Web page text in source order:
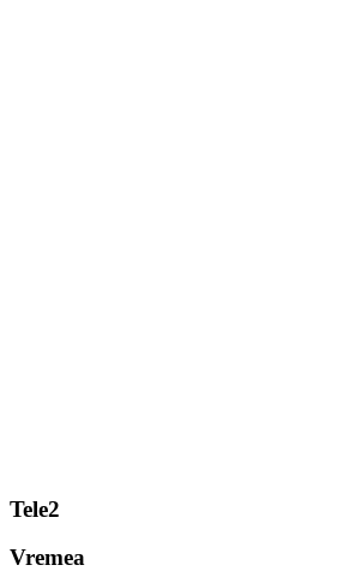
Tele2
Vremea